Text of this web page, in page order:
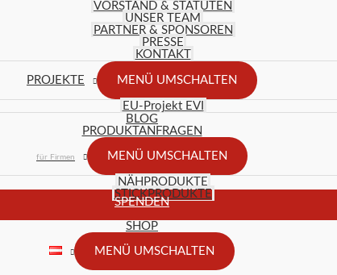
VORSTAND & STATUTEN
UNSER TEAM
PARTNER & SPONSOREN
PRESSE
KONTAKT
PROJEKTE MENÜ UMSCHALTEN
EU-Projekt EVI
BLOG
PRODUKTANFRAGEN
für Firmen MENÜ UMSCHALTEN
NÄHPRODUKTE
STICKPRODUKTE
SPENDEN
SHOP
MENÜ UMSCHALTEN